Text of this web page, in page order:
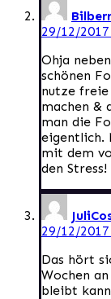
29/12/
Ohja
schönen
nutze
machen &
man die
eigentlich.
mit dem
den
29/12/
Das hört
Wochen
bleibt